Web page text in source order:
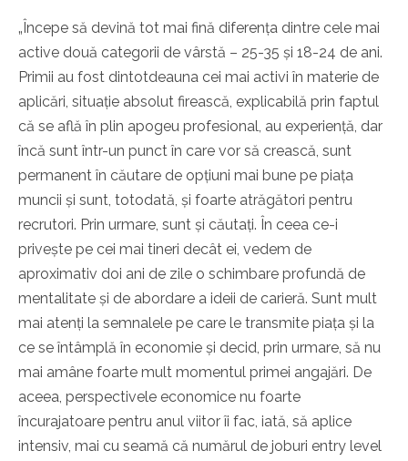
„Începe să devină tot mai fină diferența dintre cele mai
active două categorii de vârstă – 25-35 și 18-24 de ani.
Primii au fost dintotdeauna cei mai activi în materie de
aplicări, situație absolut firească, explicabilă prin faptul
că se află în plin apogeu profesional, au experiență, dar
încă sunt într-un punct în care vor să crească, sunt
permanent în căutare de opțiuni mai bune pe piața
muncii și sunt, totodată, și foarte atrăgători pentru
recrutori. Prin urmare, sunt și căutați. În ceea ce-i
privește pe cei mai tineri decât ei, vedem de
aproximativ doi ani de zile o schimbare profundă de
mentalitate și de abordare a ideii de carieră. Sunt mult
mai atenți la semnalele pe care le transmite piața și la
ce se întâmplă în economie și decid, prin urmare, să nu
mai amâne foarte mult momentul primei angajări. De
aceea, perspectivele economice nu foarte
încurajatoare pentru anul viitor îi fac, iată, să aplice
intensiv, mai cu seamă că numărul de joburi entry level